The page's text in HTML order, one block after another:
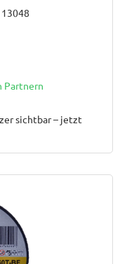
Partnern
sichtbar – jetzt